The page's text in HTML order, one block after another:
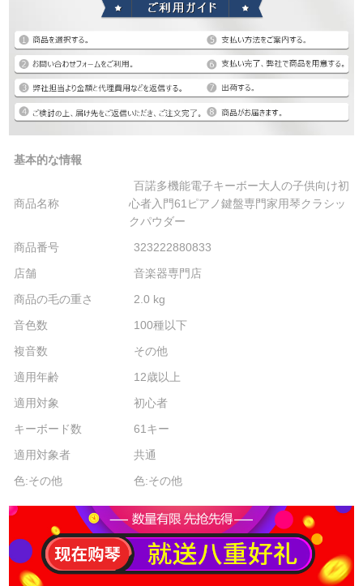
基本的な情報
商品名称
百諾多機能電子キーボー大人の子供向け初
心者入門61ピアノ鍵盤専門家用琴クラシッ
クパウダー
商品番号
323222880833
店舗
音楽器専門店
商品の毛の重さ
2.0 kg
音色数
100種以下
複音数
その他
適用年齢
12歳以上
適用対象
初心者
キーボード数
61キー
適用対象者
共通
色:その他
色:その他